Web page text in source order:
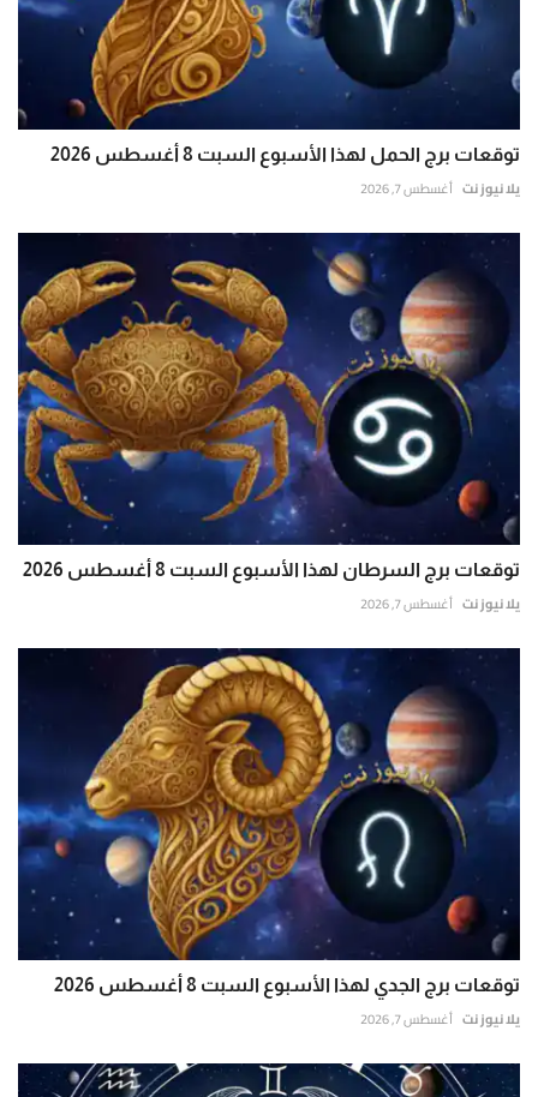
توقعات برج الحمل لهذا الأسبوع السبت 8 أغسطس 2026
يلا نيوز نت أغسطس 7, 2026
توقعات برج السرطان لهذا الأسبوع السبت 8 أغسطس 2026
يلا نيوز نت أغسطس 7, 2026
توقعات برج الجدي لهذا الأسبوع السبت 8 أغسطس 2026
يلا نيوز نت أغسطس 7, 2026